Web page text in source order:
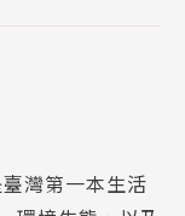
灣第一本生活